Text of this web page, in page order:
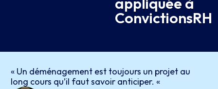
ConvictionsRH
« Un déménagement est toujours un projet au
long cours qu’il faut savoir anticiper. «